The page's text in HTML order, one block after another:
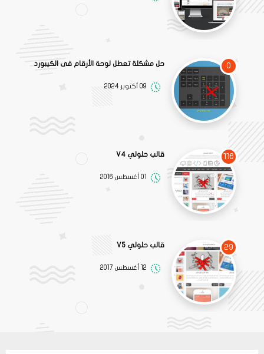
0 حل مشكلة تعطل لوحة الأرقام فى الكيبورد
09 أكتوبر 2024
116 قالب حلولي V4
01 أغسطس 2016
29 قالب حلولي V5
12 أغسطس 2017